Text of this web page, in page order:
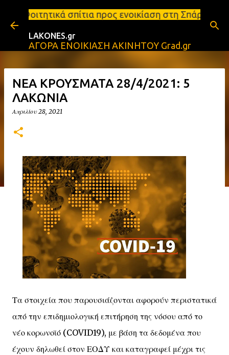
Μετάβαση στο κύριο περιεχόμενο
προς ενοικίαση στη Σπάρτη Ενοικιάσεις
LAKONES.gr
ΑΓΟΡΑ ΕΝΟΙΚΙΑΣΗ ΑΚΙΝΗΤΟΥ Grad.gr
ΝΕΑ ΚΡΟΥΣΜΑΤΑ 28/4/2021: 5
ΛΑΚΩΝΙΑ
Απριλίου 28, 2021
Τα στοιχεία που παρουσιάζονται αφορούν περιστατικά
από την επιδημιολογική επιτήρηση της νόσου από το
νέο κορωνοϊό (COVID19), με βάση τα δεδομένα που
έχουν δηλωθεί στον ΕΟΔΥ και καταγραφεί μέχρι τις